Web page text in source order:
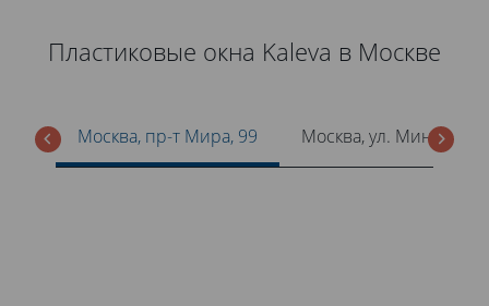
Пластиковые окна Kaleva в Москве
Москва, пр-т Мира, 99 Москва, ул. Минская,